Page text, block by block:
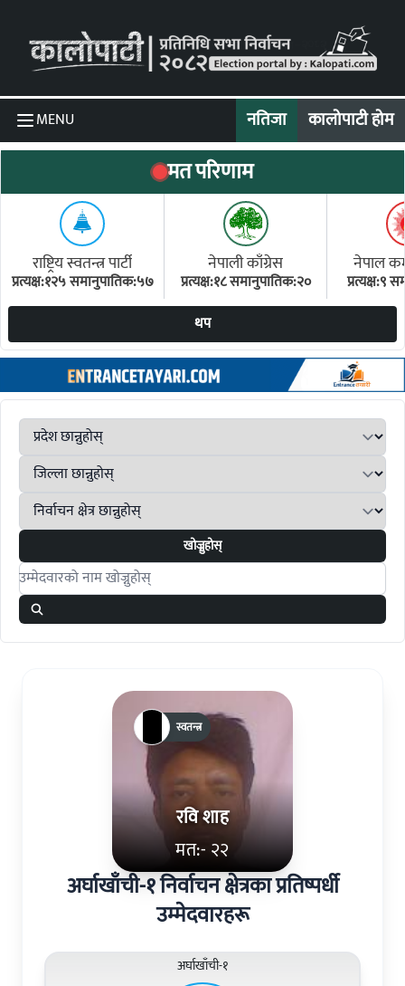
MENU नतिजा कालोपाटी होम
मत परिणाम
राष्ट्रिय स्वतन्त्र पार्टी
प्रत्यक्ष:१२५ समानुपातिक:५७
नेपाली काँग्रेस
प्रत्यक्ष:१८ समानुपातिक:२०
नेपाल
प्रत्यक्ष:९
थप
खोज्नुहोस्
Search candidates
रवि शाह
मत:- २२
स्वतन्त्र
अर्घाखाँची-१ निर्वाचन क्षेत्रका प्रतिष्पर्धी
उम्मेदवारहरू
अर्घाखाँची-१